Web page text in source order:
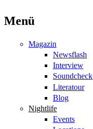
Menü
Magazin
Newsflash
Interview
Soundcheck
Literatour
Blog
Nightlife
Events